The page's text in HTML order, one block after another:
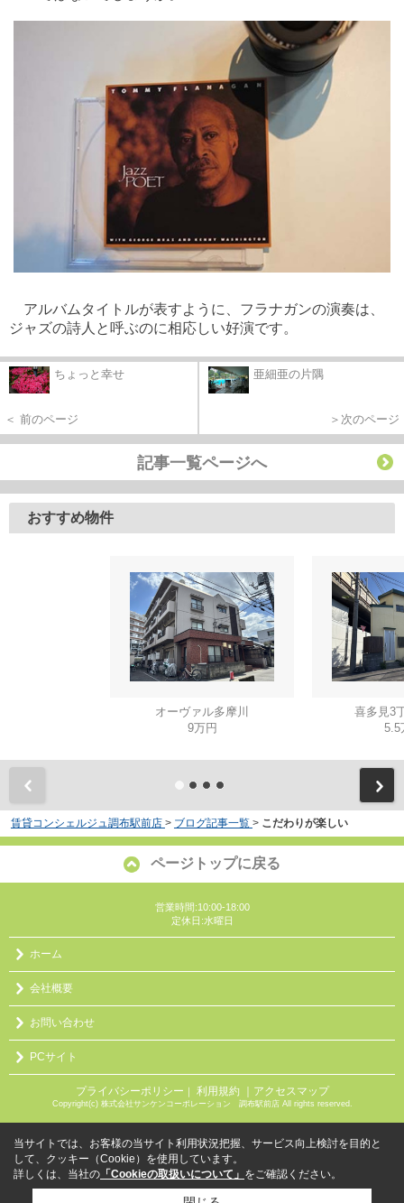
アルバムタイトルが表すように、フラナガンの演奏は、
ジャズの詩人と呼ぶのに相応しい好演です。
ちょっと幸せ
＜ 前のページ
亜細亜の片隅
＞次のページ
記事一覧ページへ
おすすめ物件
オーヴァル多摩川
9万円
喜多見3
5.5
賃貸コンシェルジュ調布駅前店 > ブログ記事一覧 > こだわりが楽しい
ページトップに戻る
営業時間:10:00-18:00
定休日:水曜日
ホーム
会社概要
お問い合わせ
PCサイト
プライバシーポリシー ｜ 利用規約 ｜アクセスマップ
Copyright(c) 株式会社サンケンコーポレーション 調布駅前店 All rights reserved.
当サイトでは、お客様の当サイト利用状況把握、サービス向上検討を目的と
して、クッキー（Cookie）を使用しています。
詳しくは、当社の 「Cookieの取扱いについて」 をご確認ください。